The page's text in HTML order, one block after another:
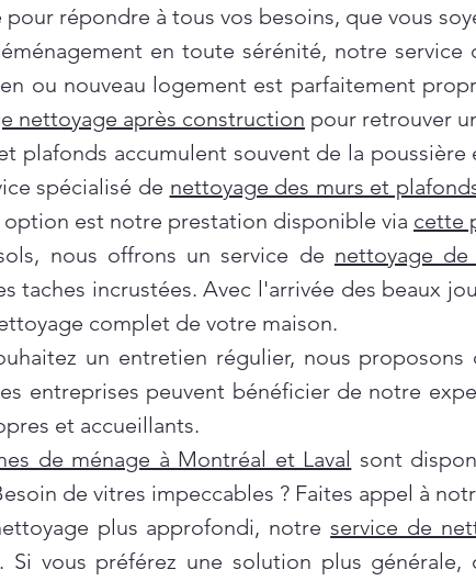
pour répondre à tous vos besoins, que vous
en toute sérénité, notre service
ou nouveau logement est parfaitement
nettoyage après construction pour retrouver
plafonds accumulent souvent de la
spécialisé de nettoyage des murs et
option est notre prestation disponible via cette
nous offrons un service de nettoyage de
taches incrustées. Avec l'arrivée des beaux
complet de votre maison.
un entretien régulier, nous proposons
entreprises peuvent bénéficier de notre
et accueillants.
de ménage à Montréal et Laval sont
de vitres impeccables ? Faites appel à
plus approfondi, notreservice de
Si vous préférez une solution plus